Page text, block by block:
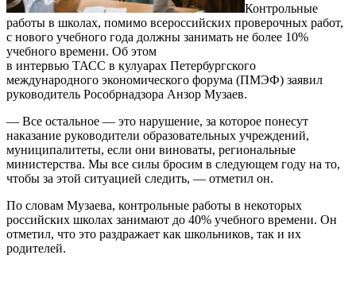
Контрольные
работы в школах, помимо всероссийских проверочных работ,
с нового учебного года должны занимать не более 10%
учебного времени. Об этом
в интервью ТАСС в кулуарах Петербургского
международного экономического форума (ПМЭФ) заявил
руководитель Рособрнадзора Анзор Музаев.
— Все остальное — это нарушение, за которое понесут
наказание руководители образовательных учреждений,
муниципалитеты, если они виноваты, региональные
министерства. Мы все силы бросим в следующем году на то,
чтобы за этой ситуацией следить, — отметил он.
По словам Музаева, контрольные работы в некоторых
российских школах занимают до 40% учебного времени. Он
отметил, что это раздражает как школьников, так и их
родителей.